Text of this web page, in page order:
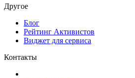
Другое
Блог
Рейтинг Активистов
Виджет для сервиса
Контакты